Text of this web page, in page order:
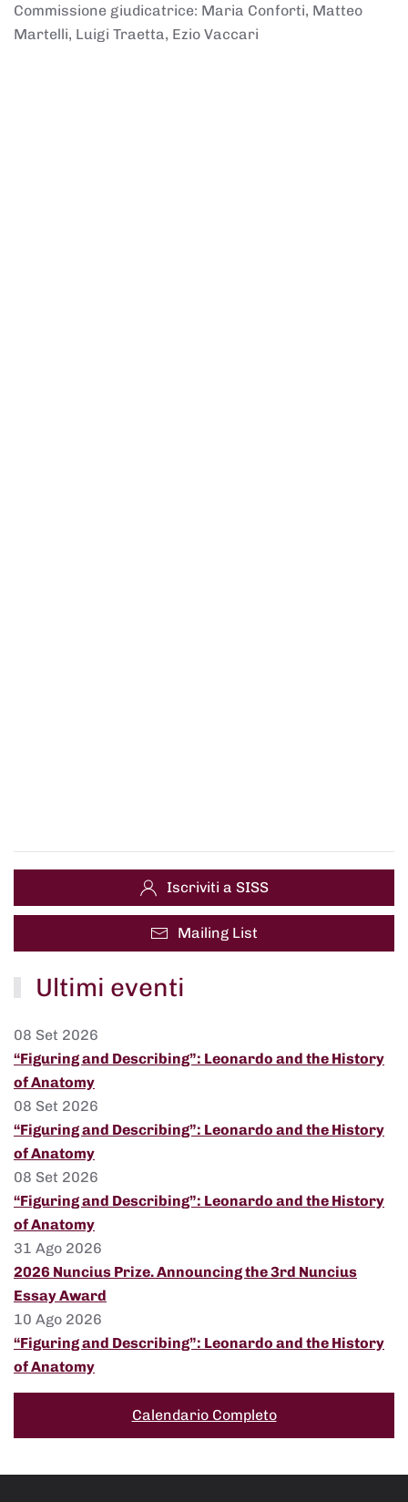
Commissione giudicatrice: Maria Conforti, Matteo
Martelli, Luigi Traetta, Ezio Vaccari
Iscriviti a SISS
Mailing List
Ultimi eventi
08 Set 2026
“Figuring and Describing”: Leonardo and the History
of Anatomy
08 Set 2026
“Figuring and Describing”: Leonardo and the History
of Anatomy
08 Set 2026
“Figuring and Describing”: Leonardo and the History
of Anatomy
31 Ago 2026
2026 Nuncius Prize. Announcing the 3rd Nuncius
Essay Award
10 Ago 2026
“Figuring and Describing”: Leonardo and the History
of Anatomy
Calendario Completo